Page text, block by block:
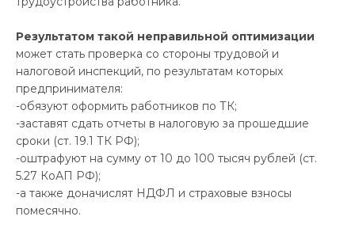
Результатом такой неправильной оптимизации
может стать проверка со стороны трудовой и
налоговой инспекций, по результатам которых
предпринимателя:
-обязуют оформить работников по ТК;
-заставят сдать отчеты в налоговую за прошедшие
сроки (ст. 19.1 ТК РФ);
-оштрафуют на сумму от 10 до 100 тысяч рублей (ст.
5.27 КоАП РФ);
-а также доначислят НДФЛ и страховые взносы
помесячно.